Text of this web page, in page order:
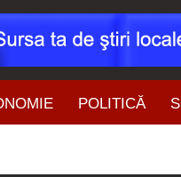
POLITICĂ